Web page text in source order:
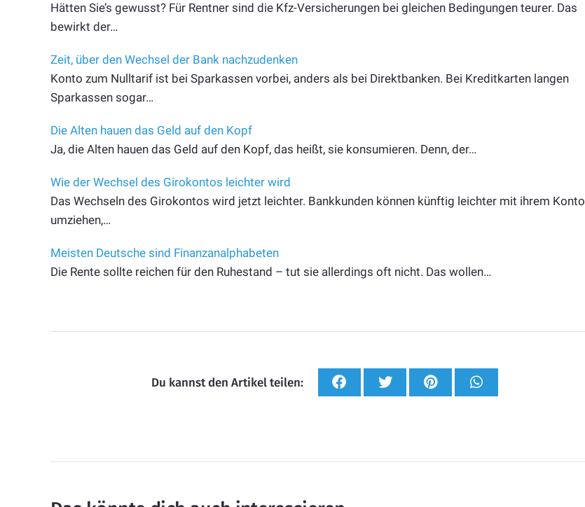
Hätten Sie’s gewusst? Für Rentner sind die Kfz-Versicherungen bei gleichen Bedingungen teurer. Das
bewirkt der…
Zeit, über den Wechsel der Bank nachzudenken
Konto zum Nulltarif ist bei Sparkassen vorbei, anders als bei Direktbanken. Bei Kreditkarten langen
Sparkassen sogar…
Die Alten hauen das Geld auf den Kopf
Ja, die Alten hauen das Geld auf den Kopf, das heißt, sie konsumieren. Denn, der…
Wie der Wechsel des Girokontos leichter wird
Das Wechseln des Girokontos wird jetzt leichter. Bankkunden können künftig leichter mit ihrem Konto
umziehen,…
Meisten Deutsche sind Finanzanalphabeten
Die Rente sollte reichen für den Ruhestand – tut sie allerdings oft nicht. Das wollen…
Du kannst den Artikel teilen: